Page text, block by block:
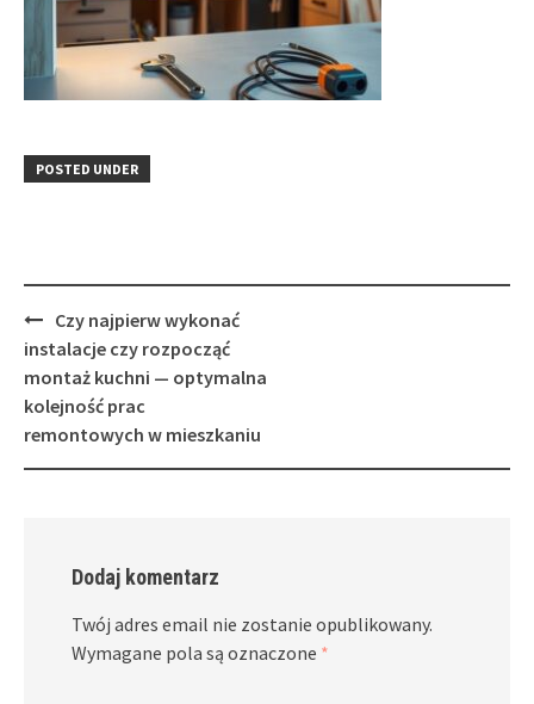
POSTED UNDER
Post
navigation
Czy najpierw wykonać
instalacje czy rozpocząć
montaż kuchni — optymalna
kolejność prac
remontowych w mieszkaniu
Dodaj komentarz
Twój adres email nie zostanie opublikowany.
Wymagane pola są oznaczone *